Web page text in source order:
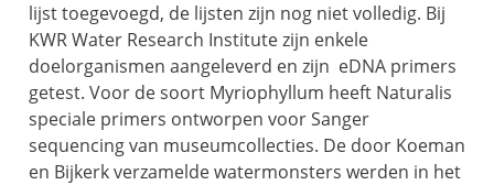
lijst toegevoegd, de lijsten zijn nog niet volledig. Bij
KWR Water Research Institute zijn enkele
doelorganismen aangeleverd en zijn eDNA primers
getest. Voor de soort Myriophyllum heeft Naturalis
speciale primers ontworpen voor Sanger
sequencing van museumcollecties. De door Koeman
en Bijkerk verzamelde watermonsters werden in het